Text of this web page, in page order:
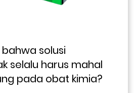
solusi
selalu harus mahal
pada obat kimia?